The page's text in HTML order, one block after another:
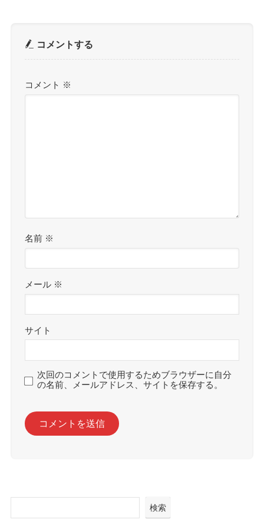
コメントする
コメント ※
名前 ※
メール ※
サイト
次回のコメントで使用するためブラウザーに自分
の名前、メールアドレス、サイトを保存する。
検索